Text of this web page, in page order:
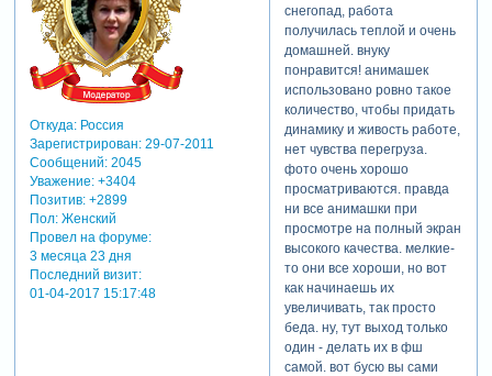
теги: детские.новый год
Откуда:Россия
Зарегистрирован: 29-07-2011
Сообщений:2045
Уважение: +3404
Позитив: +2899
Пол:Женский
Провел на форуме:
3 месяца 23 дня
Последний визит:
01-04-2017 15:17:48
снегопад, работа
получилась теплой и очень
домашней. внуку
понравится! анимашек
использовано ровно такое
количество, чтобы придать
динамику и живость работе,
нет чувства перегруза.
фото очень хорошо
просматриваются. правда
ни все анимашки при
просмотре на полный экран
высокого качества. мелкие-
то они все хороши, но вот
как начинаешь их
увеличивать, так просто
беда. ну, тут выход только
один - делать их в фш
самой. вот бусю вы сами